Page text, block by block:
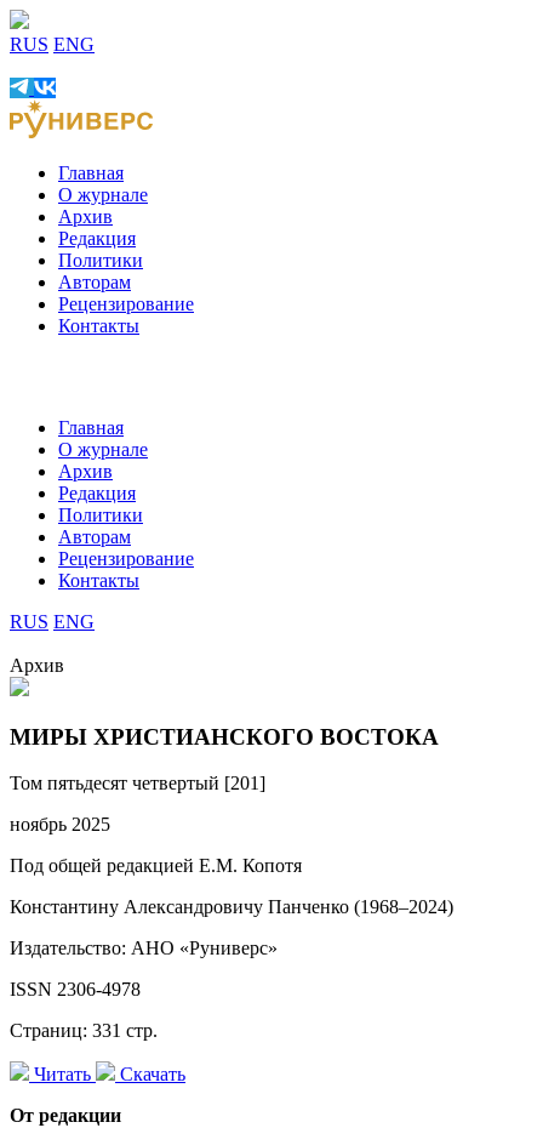
RUS ENG
Главная
О журнале
Архив
Редакция
Политики
Авторам
Рецензирование
Контакты
Главная
О журнале
Архив
Редакция
Политики
Авторам
Рецензирование
Контакты
RUS ENG
Архив
МИРЫ ХРИСТИАНСКОГО ВОСТОКА
Том пятьдесят четвертый [201]
ноябрь 2025
Под общей редакцией Е.М. Копотя
Константину Александровичу Панченко (1968–2024)
Издательство: АНО «Руниверс»
ISSN 2306-4978
Страниц: 331 стр.
Читать
Скачать
От редакции